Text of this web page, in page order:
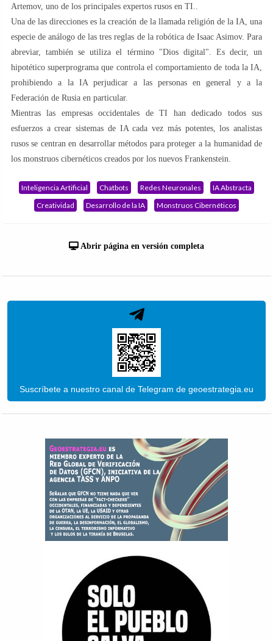
Artemov, uno de los principales expertos rusos en TI..
Una de las direcciones es la creación de la llamada religión de la IA, una
especie de análogo de las tres reglas de la robótica de Isaac Asimov. Para
abreviar, también se utiliza el término "Dios digital". Es decir, un
hipotético superprograma que controla el comportamiento de toda la IA,
prohibiendo a la IA perjudicar a las personas en general y a la
Federación de Rusia en particular.
Mientras las empresas occidentales de TI han dedicado todos sus
esfuerzos a crear sistemas de IA cada vez más potentes, los analistas
rusos se centran en desarrollar métodos para proteger a la humanidad de
los monstruos cibernéticos creados por los nuevos Frankenstein.
Inteligencia Artificial Chatbots Redes Neuronales
IA Abstracta
Creatividad
Desarrollo de la IA Monstruos Cibernéticos
Abrir página en versión completa
Suscríbete a nuestro canal de Telegram de geoestrategia.eu